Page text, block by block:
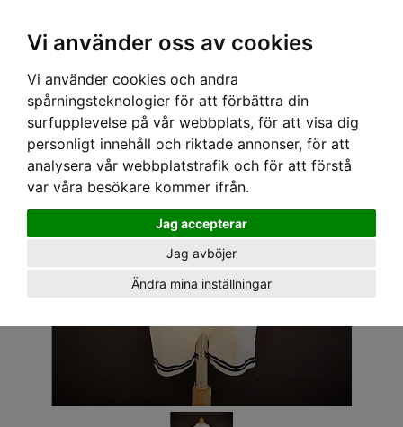
Vi använder oss av cookies
Vi använder cookies och andra
spårningsteknologier för att förbättra din
surfupplevelse på vår webbplats, för att visa dig
personligt innehåll och riktade annonser, för att
analysera vår webbplatstrafik och för att förstå
var våra besökare kommer ifrån.
Jag accepterar
Jag avböjer
Ändra mina inställningar
Hem› BABY›BODYS › SPEEDY MIKE ONEPICE - SAILER